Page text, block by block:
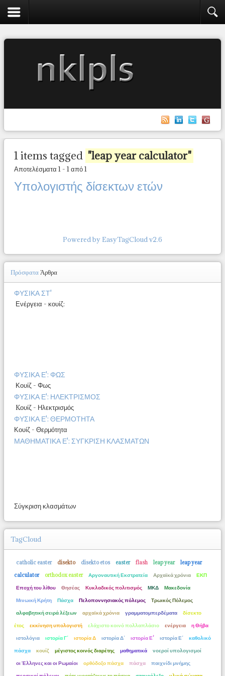
1 items tagged "leap year calculator"
Αποτελέσματα 1 - 1 από 1
Υπολογιστής δίσεκτων ετών
Powered by EasyTagCloud v2.6
ΠρόσφαταΆρθρα
ΦΥΣΙΚΑ ΣΤ'
Ενέργεια - κουίζ:
ΦΥΣΙΚΑ Ε': ΦΩΣ
Κουίζ - Φως
ΦΥΣΙΚΑ Ε': ΗΛΕΚΤΡΙΣΜΟΣ
Kουίζ - Ηλεκτρισμός
ΦΥΣΙΚΑ Ε': ΘΕΡΜΟΤΗΤΑ
Κουίζ - Θερμότητα
ΜΑΘΗΜΑΤΙΚΑ Ε': ΣΥΓΚΡΙΣΗ ΚΛΑΣΜΑΤΩΝ
Σύγκριση κλασμάτων
TagCloud
catholic easter disekto disekto etos easter flash leap year
leap year
calculator
orthodox easter Αργοναυτική Εκστρατεία Αρχαϊκά χρόνια
ΕΚΠ
Εποχή του λίθου
Θησέας Κυκλαδικός πολιτισμός ΜΚΔ
Μακεδονία
Μινωική Κρήτη
Πάσχα Πελοποννησιακός πόλεμος
Τρωικός Πόλεμος
αλφαβητική σειρά λέξεων
αρχαϊκά χρόνια γραμματομπερδέματα
δίσεκτο
έτος
εκκίνηση υπολογιστή ελάχιστο κοινό πολλαπλάσιο ενέργεια
η Θήβα
ιστολόγια
ιστορία Γ΄ ιστορία Δ ιστορία Δ΄ ιστορία Ε' ιστορία Ε΄
καθολικό
πάσχα
κουίζ μέγιστος κοινός διαρέτης μαθηματικά
νοεροί υπολογισμοί
οι Έλληνες και οι Ρωμαίοι
ορθόδοξο πάσχα πάσχα
παιχνίδι μνήμης